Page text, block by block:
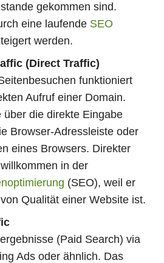
gekommen sind.
eine laufende SEO
werden.
(Direct Traffic)
funktioniert
Aufruf einer Domain.
über die direkte Eingabe
Browser-Adressleiste oder
eines Browsers. Direkter
in der
(SEO), weil er
Qualität einer Website ist.
(Paid Search) via
Ads oder ähnlich. Das